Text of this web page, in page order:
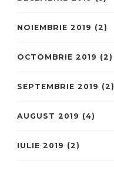
NOIEMBRIE 2019 (2)
OCTOMBRIE 2019 (2)
SEPTEMBRIE 2019 (2)
AUGUST 2019 (4)
IULIE 2019 (2)